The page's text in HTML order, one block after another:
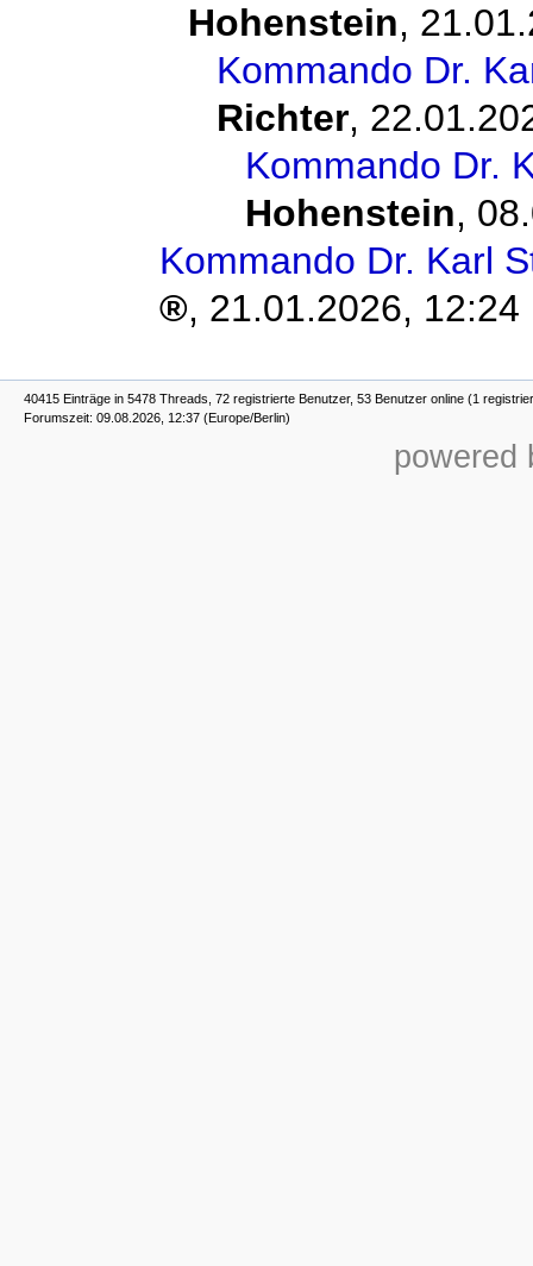
Hohenstein,
Kommando Dr.
Richter,
Kommando Dr.
Hohenstein,
Kommando Dr. Karl
, 21.01.2026, 12:24
40415 Einträge in 5478 Threads, 72 registrierte Benutzer, 53 Benutzer online (1
Forumszeit: 09.08.2026, 12:37 (Europe/Berlin)
powered